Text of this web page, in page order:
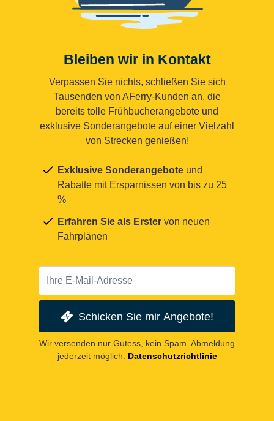
Bleiben wir in Kontakt
Verpassen Sie nichts, schließen Sie sich
Tausenden von AFerry-Kunden an, die
bereits tolle Frühbucherangebote und
exklusive Sonderangebote auf einer Vielzahl
von Strecken genießen!
Exklusive Sonderangebote und
Rabatte mit Ersparnissen von bis zu 25
%
Erfahren Sie als Erster von neuen
Fahrplänen
Schicken Sie mir Angebote!
Wir versenden nur Gutess, kein Spam. Abmeldung
jederzeit möglich.
Datenschutzrichtlinie